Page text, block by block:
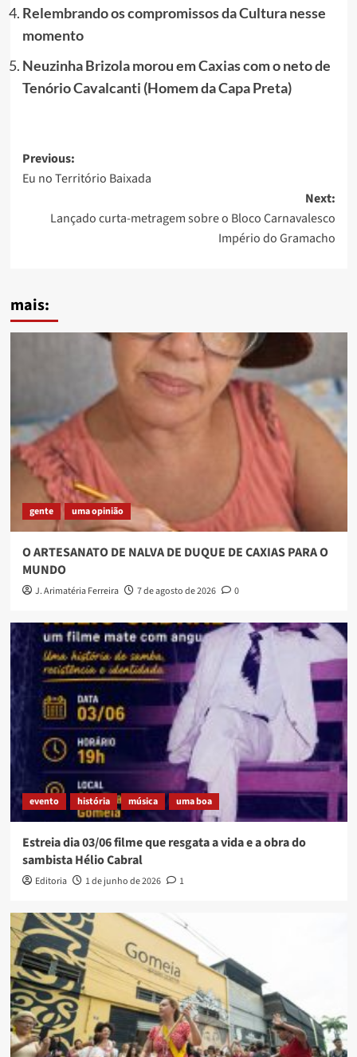
Relembrando os compromissos da Cultura nesse
momento
Neuzinha Brizola morou em Caxias com o neto de
Tenório Cavalcanti (Homem da Capa Preta)
Post
navigation
Previous:
Eu no Território Baixada
Next:
Lançado curta-metragem sobre o Bloco Carnavalesco
Império do Gramacho
mais:
gente uma opinião
O ARTESANATO DE NALVA DE DUQUE DE CAXIAS PARA O
MUNDO
J. Arimatéria Ferreira 7 de agosto de 2026 0
evento história música uma boa
Estreia dia 03/06 filme que resgata a vida e a obra do
sambista Hélio Cabral
Editoria 1 de junho de 2026 1